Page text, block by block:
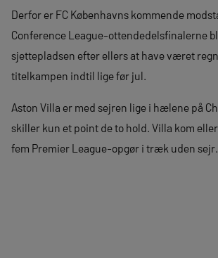
Derfor er FC Københavns kommende
Conference League-ottendedelsfinalerne
sjettepladsen efter ellers at have været
titelkampen indtil lige før jul.
Aston Villa er med sejren lige i hælene på
skiller kun et point de to hold. Villa kom
fem Premier League-opgør i træk uden sejr.